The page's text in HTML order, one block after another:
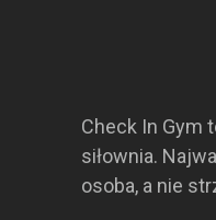
Check In Gym
siłownia.
osoba, a nie